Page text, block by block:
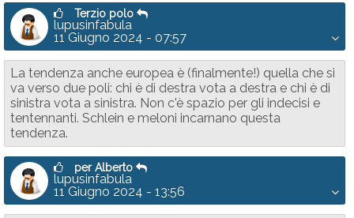
Terzio polo
lupusinfabula
11 Giugno 2024 - 07:57
La tendenza anche europea è (finalmente!) quella che si
va verso due poli: chi è di destra vota a destra e chi è di
sinistra vota a sinistra. Non c'è spazio per gli indecisi e
tentennanti. Schlein e meloni incarnano questa
tendenza.
per Alberto
lupusinfabula
11 Giugno 2024 - 13:56